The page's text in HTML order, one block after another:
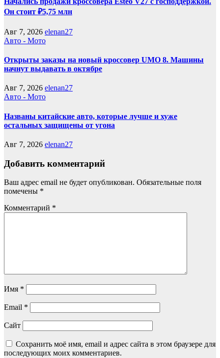
Он стоит ₽5,75 млн
Авг 7, 2026 elenan27
Авто - Мото
Открыты заказы на новый кроссовер UMO 8. Машины
начнут выдавать в октябре
Авг 7, 2026 elenan27
Авто - Мото
Названы китайские авто, которые лучше и хуже
остальных защищены от угона
Авг 7, 2026 elenan27
Добавить комментарий
Ваш адрес email не будет опубликован. Обязательные поля
помечены *
Комментарий *
Имя *
Email *
Сайт
Сохранить моё имя, email и адрес сайта в этом браузере для
последующих моих комментариев.